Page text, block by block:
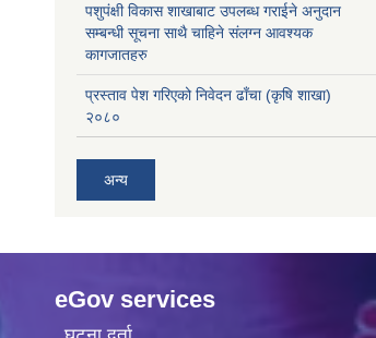
पशुपंक्षी विकास शाखाबाट उपलब्ध गराईने अनुदान
सम्बन्धी सूचना साथै चाहिने संलग्न आवश्यक
कागजातहरु
प्रस्ताव पेश गरिएको निवेदन ढाँचा (कृषि शाखा)
२०८०
अन्य
eGov services